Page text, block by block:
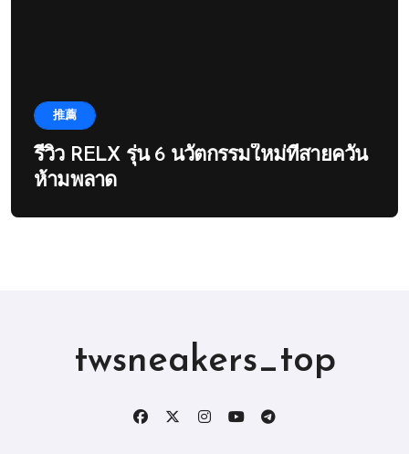
推薦
รีวิว RELX รุ่น 6 นวัตกรรมใหม่ที่สายควัน
ห้ามพลาด
twsneakers_top